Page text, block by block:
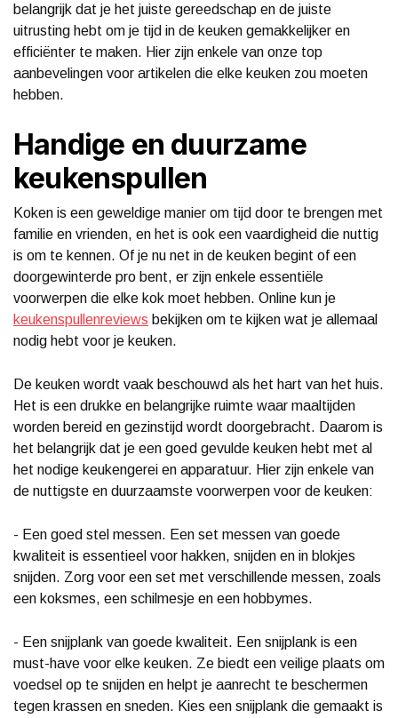
belangrijk dat je het juiste gereedschap en de juiste
uitrusting hebt om je tijd in de keuken gemakkelijker en
efficiënter te maken. Hier zijn enkele van onze top
aanbevelingen voor artikelen die elke keuken zou moeten
hebben.
Handige en duurzame
keukenspullen
Koken is een geweldige manier om tijd door te brengen met
familie en vrienden, en het is ook een vaardigheid die nuttig
is om te kennen. Of je nu net in de keuken begint of een
doorgewinterde pro bent, er zijn enkele essentiële
voorwerpen die elke kok moet hebben. Online kun je
keukenspullenreviews bekijken om te kijken wat je allemaal
nodig hebt voor je keuken.
De keuken wordt vaak beschouwd als het hart van het huis.
Het is een drukke en belangrijke ruimte waar maaltijden
worden bereid en gezinstijd wordt doorgebracht. Daarom is
het belangrijk dat je een goed gevulde keuken hebt met al
het nodige keukengerei en apparatuur. Hier zijn enkele van
de nuttigste en duurzaamste voorwerpen voor de keuken:
- Een goed stel messen. Een set messen van goede
kwaliteit is essentieel voor hakken, snijden en in blokjes
snijden. Zorg voor een set met verschillende messen, zoals
een koksmes, een schilmesje en een hobbymes.
- Een snijplank van goede kwaliteit. Een snijplank is een
must-have voor elke keuken. Ze biedt een veilige plaats om
voedsel op te snijden en helpt je aanrecht te beschermen
tegen krassen en sneden. Kies een snijplank die gemaakt is